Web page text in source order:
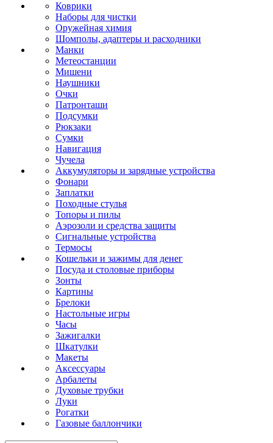
Коврики
Наборы для чистки
Оружейная химия
Шомполы, адаптеры и расходники
Манки
Метеостанции
Мишени
Наушники
Очки
Патронташи
Подсумки
Рюкзаки
Сумки
Навигация
Чучела
Аккумуляторы и зарядные устройства
Фонари
Заплатки
Походные стулья
Топоры и пилы
Аэрозоли и средства защиты
Сигнальные устройства
Термосы
Кошельки и зажимы для денег
Посуда и столовые приборы
Зонты
Картины
Брелоки
Настольные игры
Часы
Зажигалки
Шкатулки
Макеты
Аксессуары
Арбалеты
Духовые трубки
Луки
Рогатки
Газовые баллончики